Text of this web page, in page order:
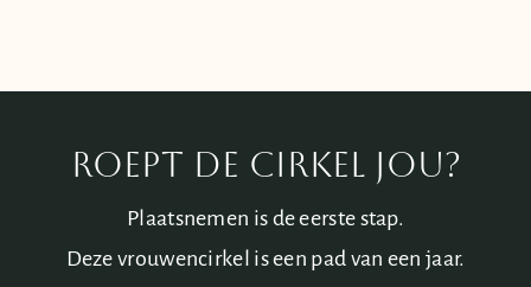
ROEPT DE CIRKEL JOU?
Plaatsnemen is de eerste stap.
Deze vrouwencirkel is een pad van een jaar.